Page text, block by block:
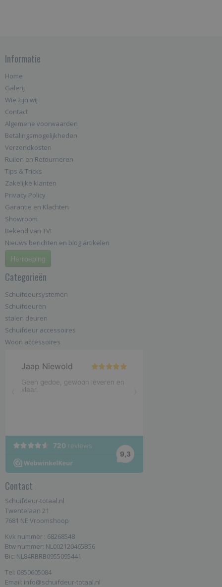
Informatie
Home
Galerij
Wie zijn wij
Contact
Algemene voorwaarden
Betalingsmogelijkheden
Verzendkosten
Ruilen en Retourneren
Tips & Tricks
Zakelijke klanten
Privacy Policy
Garantie en Klachten
Showroom
Bekend van TV!
Nieuws berichten en blog artikelen
Herroeping
Categorieën
Schuifdeursystemen
Schuifdeuren
stalen deuren
Schuifdeur accessoires
Woon accessoires
Contact
Schuifdeur-totaal.nl
Twentelaan 21
7681 NE Vroomshoop
Kvk nummer : 68268548
Btw nummer: NL002120465B56
Bic: NL84RBRB0955095441
Tel: 0850605084
Email: info@schuifdeur-totaal.nl